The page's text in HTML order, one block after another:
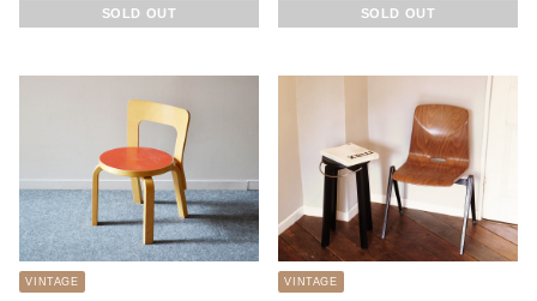
SOLD OUT SOLD OUT
VINTAGE VINTAGE